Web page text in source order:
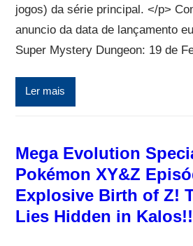
jogos) da série principal. </p>
anuncio da data de lançamento
Super Mystery Dungeon: 19 de
Ler mais
Mega Evolution
Pokémon XY&Z
Explosive Birth of Z!
Lies Hidden in